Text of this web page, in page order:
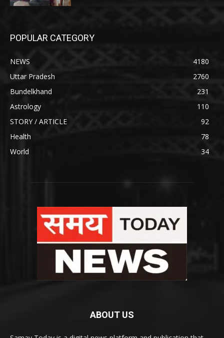
POPULAR CATEGORY
NEWS
4180
Uttar Pradesh
2760
Bundelkhand
231
Astrology
110
STORY / ARTICLE
92
Health
78
World
34
ABOUT US